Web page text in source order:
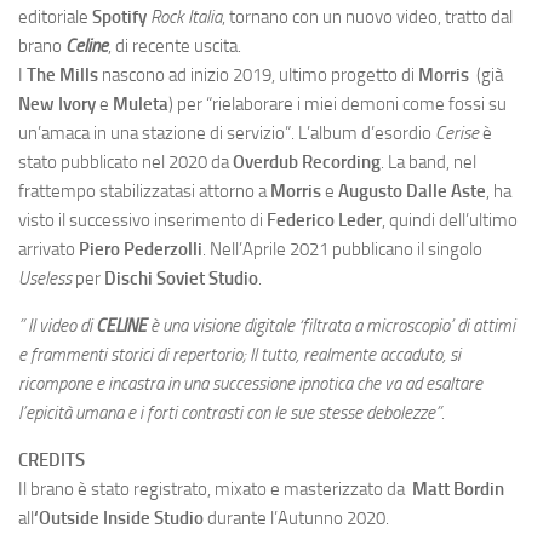
editoriale Spotify Rock Italia, tornano con un nuovo video, tratto dal
brano Celine, di recente uscita.
I The Mills nascono ad inizio 2019, ultimo progetto di Morris (già
New Ivorye Muleta) per “rielaborare i miei demoni come fossi su
un’amaca in una stazione di servizio”. L’album d’esordio Ceriseè
stato pubblicato nel 2020 daOverdub Recording. La band, nel
frattempo stabilizzatasi attorno aMorrise Augusto Dalle Aste, ha
visto il successivo inserimento di Federico Leder, quindi dell’ultimo
arrivato Piero Pederzolli. Nell’Aprile 2021 pubblicano il singolo
Uselessper Dischi Soviet Studio.
” Il video diCELINEè una visione digitale ‘filtrata a microscopio’ di attimi
e frammenti storici di repertorio; Il tutto, realmente accaduto, si
ricompone e incastra in una successione ipnotica che va ad esaltare
l’epicità umana e i forti contrasti con le sue stesse debolezze”.
CREDITS
Il brano è stato registrato, mixato e masterizzato da Matt Bordin
all‘Outside Inside Studiodurante l’Autunno 2020.